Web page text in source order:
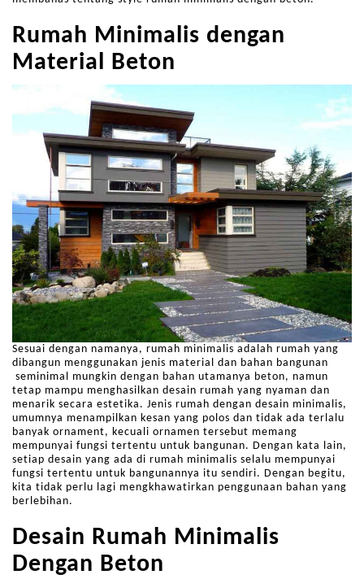
Rumah Minimalis dengan
Material Beton
Sesuai dengan namanya, rumah minimalis adalah rumah yang
dibangun menggunakan jenis material dan bahan bangunan
seminimal mungkin dengan bahan utamanya beton, namun
tetap mampu menghasilkan desain rumah yang nyaman dan
menarik secara estetika. Jenis rumah dengan desain minimalis,
umumnya menampilkan kesan yang polos dan tidak ada terlalu
banyak ornament, kecuali ornamen tersebut memang
mempunyai fungsi tertentu untuk bangunan. Dengan kata lain,
setiap desain yang ada di rumah minimalis selalu mempunyai
fungsi tertentu untuk bangunannya itu sendiri. Dengan begitu,
kita tidak perlu lagi mengkhawatirkan penggunaan bahan yang
berlebihan.
Desain Rumah Minimalis
Dengan Beton